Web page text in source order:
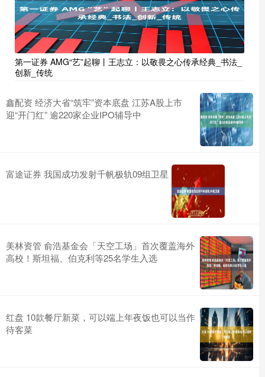
第一证券 AMG“艺”起聊丨王志立：以敬畏之心传承经典_书法_
创新_传统
鑫配资 经济大省“筑牢”资本底盘 江苏A股上市
迎“开门红” 逾220家企业IPO辅导中
富途证券 我国成功发射千帆极轨09组卫星
美林资管 俞浩基金会「天空工场」首次覆盖海外
高校！斯坦福、伯克利等25名学生入选
红盘 10款餐厅新菜，可以端上年夜饭也可以当作
待客菜